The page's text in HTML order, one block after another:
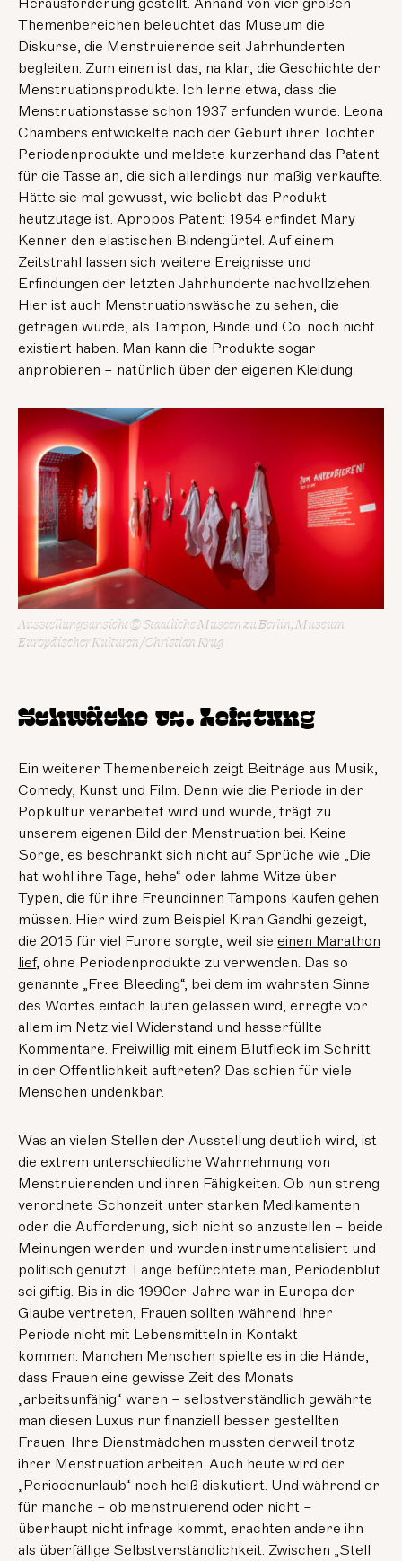
Themenbereichen beleuchtet das Museum die
Diskurse, die Menstruierende seit Jahrhunderten
begleiten. Zum einen ist das, na klar, die Geschichte der
Menstruationsprodukte. Ich lerne etwa, dass die
Menstruationstasse schon 1937 erfunden wurde. Leona
Chambers entwickelte nach der Geburt ihrer Tochter
Periodenprodukte und meldete kurzerhand das Patent
für die Tasse an, die sich allerdings nur mäßig verkaufte.
Hätte sie mal gewusst, wie beliebt das Produkt
heutzutage ist. Apropos Patent: 1954 erfindet Mary
Kenner den elastischen Bindengürtel. Auf einem
Zeitstrahl lassen sich weitere Ereignisse und
Erfindungen der letzten Jahrhunderte nachvollziehen.
Hier ist auch Menstruationswäsche zu sehen, die
getragen wurde, als Tampon, Binde und Co. noch nicht
existiert haben. Man kann die Produkte sogar
anprobieren – natürlich über der eigenen Kleidung.
Ausstellungsansicht © Staatliche Museen zu Berlin, Museum
Europäischer Kulturen / Christian Krug
Schwäche vs. Leistung
Ein weiterer Themenbereich zeigt Beiträge aus Musik,
Comedy, Kunst und Film. Denn wie die Periode in der
Popkultur verarbeitet wird und wurde, trägt zu
unserem eigenen Bild der Menstruation bei. Keine
Sorge, es beschränkt sich nicht auf Sprüche wie „Die
hat wohl ihre Tage, hehe“ oder lahme Witze über
Typen, die für ihre Freundinnen Tampons kaufen gehen
müssen. Hier wird zum Beispiel Kiran Gandhi gezeigt,
die 2015 für viel Furore sorgte, weil sie einen Marathon
lief, ohne Periodenprodukte zu verwenden. Das so
genannte „Free Bleeding“, bei dem im wahrsten Sinne
des Wortes einfach laufen gelassen wird, erregte vor
allem im Netz viel Widerstand und hasserfüllte
Kommentare. Freiwillig mit einem Blutfleck im Schritt
in der Öffentlichkeit auftreten? Das schien für viele
Menschen undenkbar.
Was an vielen Stellen der Ausstellung deutlich wird, ist
die extrem unterschiedliche Wahrnehmung von
Menstruierenden und ihren Fähigkeiten. Ob nun streng
verordnete Schonzeit unter starken Medikamenten
oder die Aufforderung, sich nicht so anzustellen – beide
Meinungen werden und wurden instrumentalisiert und
politisch genutzt. Lange befürchtete man, Periodenblut
sei giftig. Bis in die 1990er-Jahre war in Europa der
Glaube vertreten, Frauen sollten während ihrer
Periode nicht mit Lebensmitteln in Kontakt
kommen. Manchen Menschen spielte es in die Hände,
dass Frauen eine gewisse Zeit des Monats
„arbeitsunfähig“ waren – selbstverständlich gewährte
man diesen Luxus nur finanziell besser gestellten
Frauen. Ihre Dienstmädchen mussten derweil trotz
ihrer Menstruation arbeiten. Auch heute wird der
„Periodenurlaub“ noch heiß diskutiert. Und während er
für manche – ob menstruierend oder nicht –
überhaupt nicht infrage kommt, erachten andere ihn
als überfällige Selbstverständlichkeit. Zwischen „Stell